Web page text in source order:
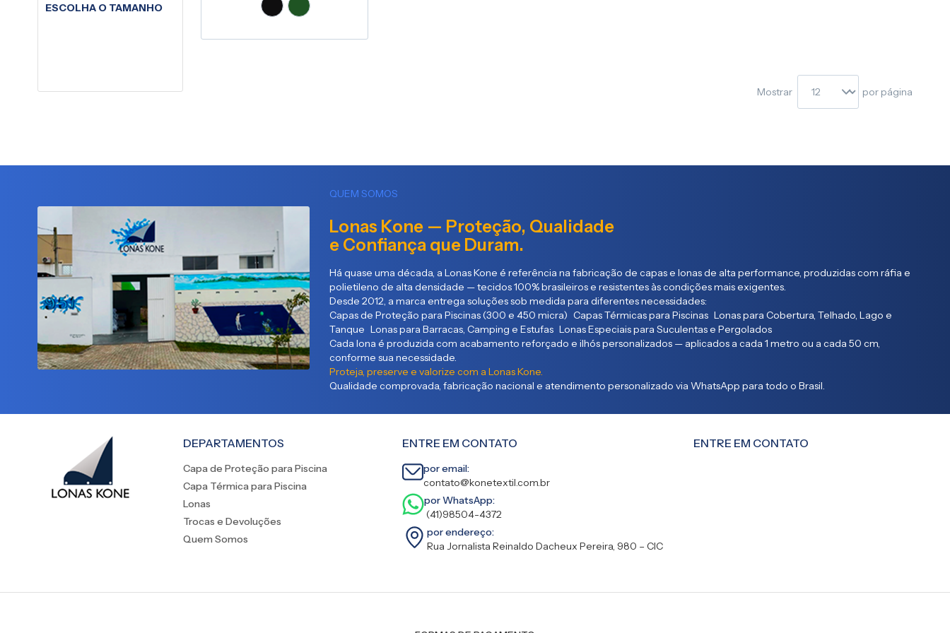
Comprar
Mostrar por página
ESCOLHA O TAMANHO
QUEM SOMOS
Lonas Kone — Proteção, Qualidade
e Confiança que Duram.
Há quase uma década, a Lonas Kone é referência na fabricação de capas e lonas de alta performance, produzidas com ráfia e
polietileno de alta densidade — tecidos 100% brasileiros e resistentes às condições mais exigentes.
Desde 2012, a marca entrega soluções sob medida para diferentes necessidades:
Capas de Proteção para Piscinas (300 e 450 micra) Capas Térmicas para Piscinas Lonas para Cobertura, Telhado, Lago e
Tanque Lonas para Barracas, Camping e Estufas Lonas Especiais para Suculentas e Pergolados
Cada lona é produzida com acabamento reforçado e ilhós personalizados — aplicados a cada 1 metro ou a cada 50 cm,
conforme sua necessidade.
Proteja, preserve e valorize com a Lonas Kone.
Qualidade comprovada, fabricação nacional e atendimento personalizado via WhatsApp para todo o Brasil.
DEPARTAMENTOS
Capa de Proteção para Piscina
Capa Térmica para Piscina
Lonas
Trocas e Devoluções
Quem Somos
ENTRE EM CONTATO
por email:
contato@konetextil.com.br
por WhatsApp:
(41)98504-4372
por endereço:
Rua Jornalista Reinaldo Dacheux Pereira, 980 – CIC
ENTRE EM CONTATO